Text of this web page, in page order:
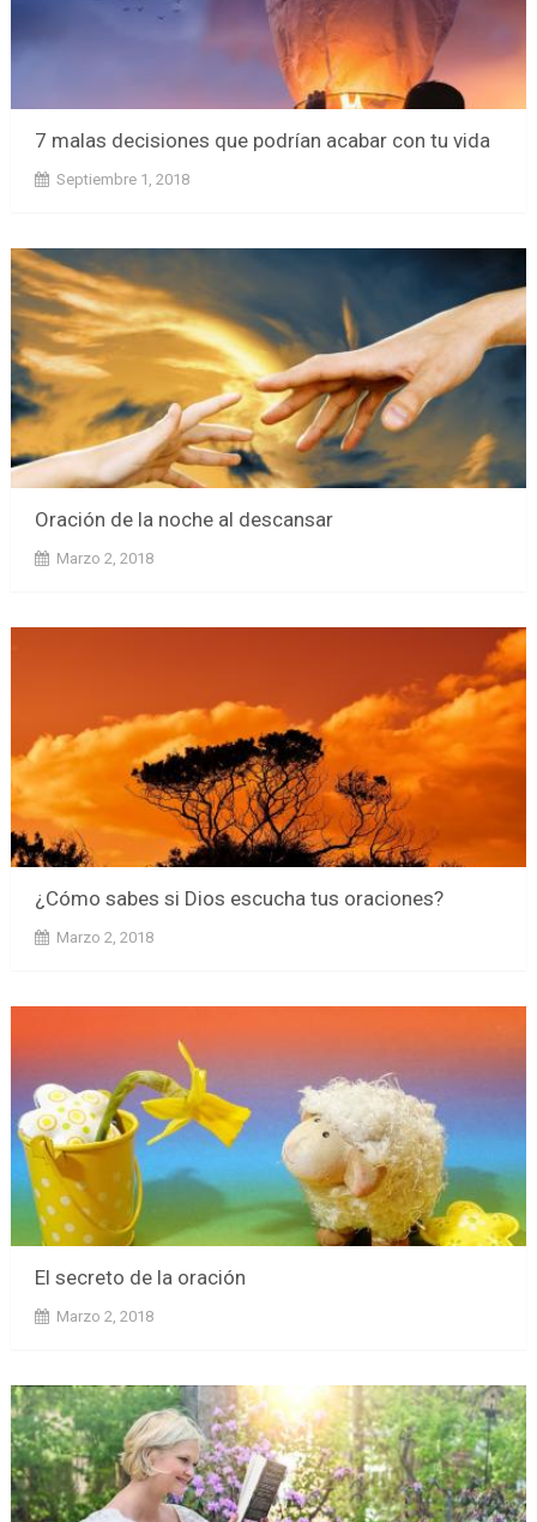
7 malas decisiones que podrían acabar con tu vida
Septiembre 1, 2018
Oración de la noche al descansar
Marzo 2, 2018
¿Cómo sabes si Dios escucha tus oraciones?
Marzo 2, 2018
El secreto de la oración
Marzo 2, 2018